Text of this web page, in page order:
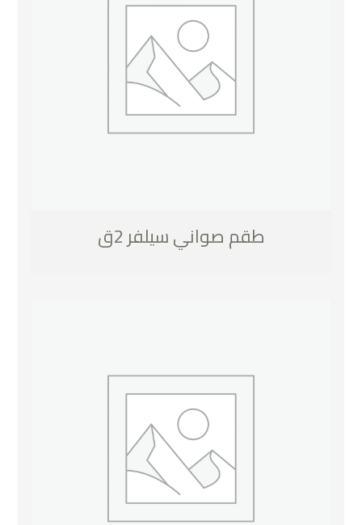
طقم صواني سيلفر 2ق